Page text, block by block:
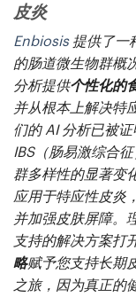
皮炎
Enbiosis 提供了一
的肠道微生物群概
分析提供个性化的
并从根本上解决特
们的 AI 分析已被
IBS（肠易激综合
群多样性的显著变
应用于特应性皮炎
并加强皮肤屏障。
支持的解决方案打
略赋予您支持长期
之旅，因为真正的